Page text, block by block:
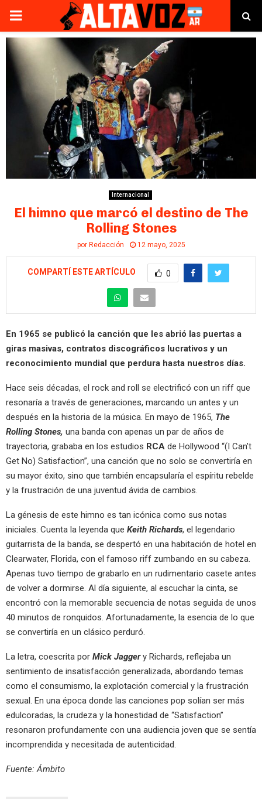
PRIMARY
MENU
Internacional
El himno que marcó el destino de The
Rolling Stones
por Redacción 12 mayo, 2025
COMPARTÍ ESTE ARTÍCULO 0
En 1965 se publicó la canción que les abrió las puertas a
giras masivas, contratos discográficos lucrativos y un
reconocimiento mundial que perdura hasta nuestros días.
Hace seis décadas, el rock and roll se electrificó con un riff que
resonaría a través de generaciones, marcando un antes y un
después en la historia de la música. En mayo de 1965, The
Rolling Stones, una banda con apenas un par de años de
trayectoria, grababa en los estudios RCA de Hollywood “(I Can’t
Get No) Satisfaction”, una canción que no solo se convertiría en
su mayor éxito, sino que también encapsularía el espíritu rebelde
y la frustración de una juventud ávida de cambios.
La génesis de este himno es tan icónica como sus notas
iniciales. Cuenta la leyenda que Keith Richards, el legendario
guitarrista de la banda, se despertó en una habitación de hotel en
Clearwater, Florida, con el famoso riff zumbando en su cabeza.
Apenas tuvo tiempo de grabarlo en un rudimentario casete antes
de volver a dormirse. Al día siguiente, al escuchar la cinta, se
encontró con la memorable secuencia de notas seguida de unos
40 minutos de ronquidos. Afortunadamente, la esencia de lo que
se convertiría en un clásico perduró.
La letra, coescrita por Mick Jaggery Richards, reflejaba un
sentimiento de insatisfacción generalizada, abordando temas
como el consumismo, la explotación comercial y la frustración
sexual. En una época donde las canciones pop solían ser más
edulcoradas, la crudeza y la honestidad de “Satisfaction”
resonaron profundamente con una audiencia joven que se sentía
incomprendida y necesitada de autenticidad.
Fuente: Ámbito